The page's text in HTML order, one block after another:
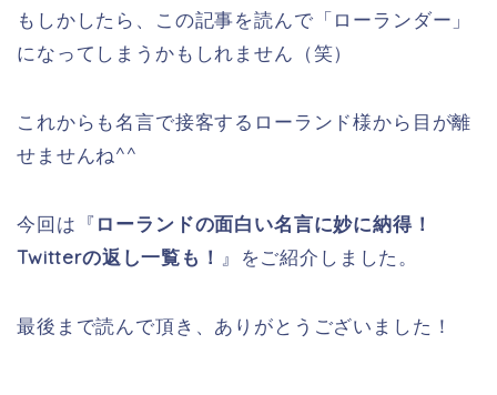
もしかしたら、この記事を読んで「ローランダー」
になってしまうかもしれません（笑）
これからも名言で接客するローランド様から目が離
せませんね^^
今回は『 ローランドの面白い名言に妙に納得！
Twitterの返し一覧も！ 』をご紹介しました。
最後まで読んで頂き、ありがとうございました！